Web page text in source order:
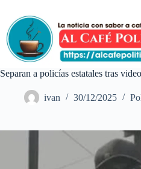
contenido
Separan a policías estatales tras
ivan 30/12/2025